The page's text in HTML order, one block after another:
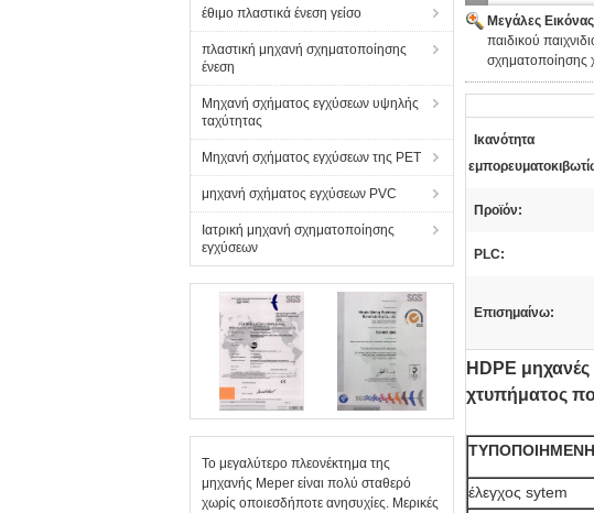
έθιμο πλαστικά ένεση γείσο
πλαστική μηχανή σχηματοποίησης
ένεση
Μηχανή σχήματος εγχύσεων υψηλής
ταχύτητας
Μηχανή σχήματος εγχύσεων της PET
μηχανή σχήματος εγχύσεων PVC
Ιατρική μηχανή σχηματοποίησης
εγχύσεων
Το μεγαλύτερο πλεονέκτημα της
μηχανής Meper είναι πολύ σταθερό
χωρίς οποιεσδήποτε ανησυχίες. Μερικές
Μεγάλες
παιδικού
σχηματοποίησης
Ικανότητα
Προϊόν:
PLC:
Επισημαίνω:
HDPE
χτυπήματος
έλεγχος sytem